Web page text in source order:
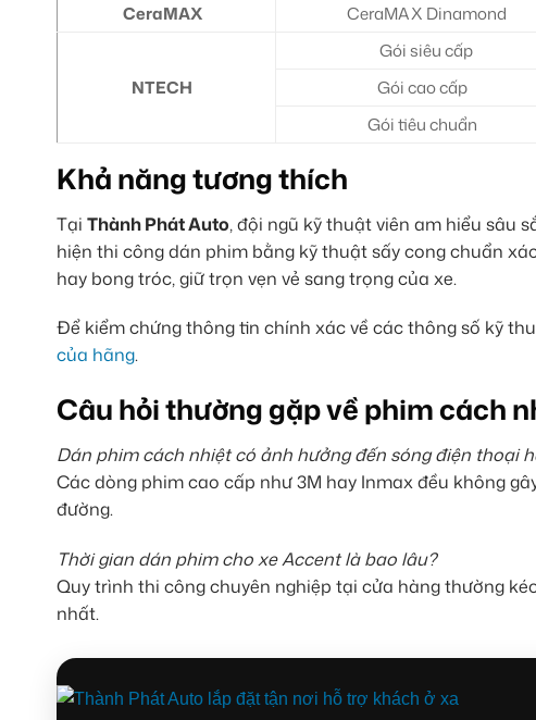
CeraMAX
CeraMAX Dinamond
NTECH
Gói siêu cấp
Gói cao cấp
Gói tiêu chuẩn
Khả năng tương thích
Tại Thành Phát Auto, đội ngũ kỹ thuật viên am hiểu sâu
hiện thi công dán phim bằng kỹ thuật sấy cong chuẩn
hay bong tróc, giữ trọn vẹn vẻ sang trọng của xe.
Để kiểm chứng thông tin chính xác về các thông số kỹ
của hãng.
Câu hỏi thường gặp về phim cách
Dán phim cách nhiệt có ảnh hưởng đến sóng điện thoại
Các dòng phim cao cấp như 3M hay Inmax đều không
đường.
Thời gian dán phim cho xe Accent là bao lâu?
Quy trình thi công chuyên nghiệp tại cửa hàng thường
nhất.